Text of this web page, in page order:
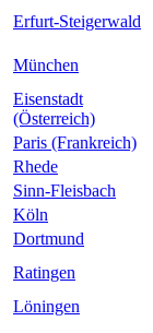
Erfurt-Steigerwald
München
Eisenstadt
(Österreich)
Paris (Frankreich)
Rhede
Sinn-Fleisbach
Köln
Dortmund
Ratingen
Löningen